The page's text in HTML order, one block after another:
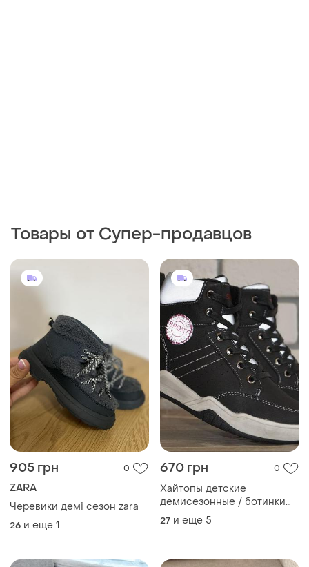
Товары от Супер-продавцов
905 грн 0
ZARA
Черевики демі сезон zara
26 и еще 1
670 грн 0
Хайтопы детские
демисезонные / ботинки
детские демисезонные
27 и еще 5